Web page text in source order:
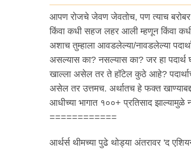
आपण रोजचे जेवण जेवतोच, पण त्याच बरोबर
किंवा कधी सहज लहर आली म्हणून किंवा कधी
अशाच तुम्हाला आवडलेल्या/नावडलेल्या
असल्यास का? नसल्यास का? जर हा पदार्थ
खाल्ला असेल तर ते हॉटेल कुठे आहे?
असेल तर उत्तमच. अर्थातच हे फक्त
आधीच्या भागात १००+ प्रतिसाद
============
आर्थर्स थीमच्या पुढे थोड्या अंतरावर 'द